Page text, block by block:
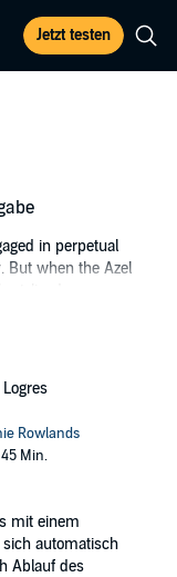
Jetzt testen
in perpetual
But when the Azel
lived.
Yet, the
and fellow warriors
from home, they
Todd
Rowlands
Min.
mit einem
sich automatisch
Ablauf des